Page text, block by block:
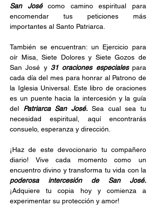
San José como camino espiritual para
encomendar tus peticiones más
importantes al Santo Patriarca.
También se encuentran: un Ejercicio para
oír Misa, Siete Dolores y Siete Gozos de
San José y 31 oraciones especiales para
cada día del mes para honrar al Patrono de
la Iglesia Universal. Este libro de oraciones
es un puente hacia la intercesión y la guía
del Patriarca San José. Sea cual sea tu
necesidad espiritual, aquí encontrarás
consuelo, esperanza y dirección.
¡Haz de este devocionario tu compañero
diario! Vive cada momento como un
¡Adquiere tu copia hoy y comienza a
experimentar su protección y amor!